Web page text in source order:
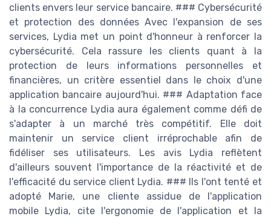
clients envers leur service bancaire. ### Cybersécurité
et protection des données Avec l'expansion de ses
services, Lydia met un point d'honneur à renforcer la
cybersécurité. Cela rassure les clients quant à la
protection de leurs informations personnelles et
financières, un critère essentiel dans le choix d'une
application bancaire aujourd'hui. ### Adaptation face
à la concurrence Lydia aura également comme défi de
s'adapter à un marché très compétitif. Elle doit
maintenir un service client irréprochable afin de
fidéliser ses utilisateurs. Les avis Lydia reflètent
d'ailleurs souvent l'importance de la réactivité et de
l'efficacité du service client Lydia. ### Ils l'ont tenté et
adopté Marie, une cliente assidue de l'application
mobile Lydia, cite l'ergonomie de l'application et la